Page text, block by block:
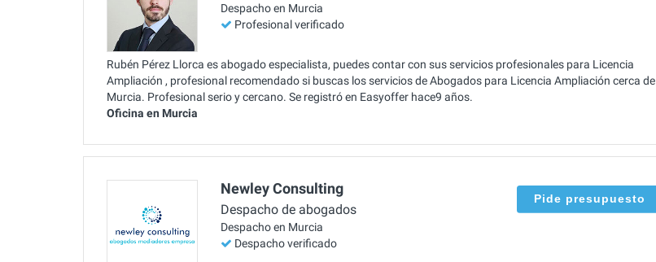
Despacho en Murcia
Profesional verificado
Rubén Pérez Llorca es abogado especialista, puedes contar con sus servicios profesionales para Licencia
Ampliación , profesional recomendado si buscas los servicios de Abogados para Licencia Ampliación cerca de
Murcia. Profesional serio y cercano. Se registró en Easyoffer hace9 años.
Oficina en Murcia
Newley Consulting
Despacho de abogados
Despacho en Murcia
Despacho verificado
Pide presupuesto